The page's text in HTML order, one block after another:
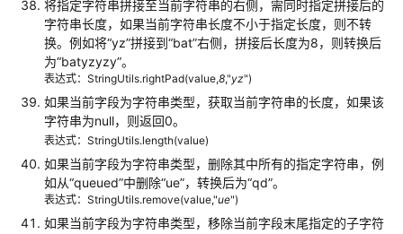
集
成
（实
时
作
业）
数
据
架
构
将指定字符串拼接至当前字符串的右侧，需同时指定拼接后的
字符串长度，如果当前字符串长度不小于指定长度，则不转
换。例如将“yz”拼接到“bat”右侧，拼接后长度为8，则转换后
为“batyzyzy”。
表达式：StringUtils.rightPad(value,8,"yz")
如果当前字段为字符串类型，获取当前字符串的长度，如果该
字符串为null，则返回0。
表达式：StringUtils.length(value)
如果当前字段为字符串类型，删除其中所有的指定字符串，例
如从“queued”中删除“ue”，转换后为“qd”。
表达式：StringUtils.remove(value,"ue")
如果当前字段为字符串类型，移除当前字段末尾指定的子字符